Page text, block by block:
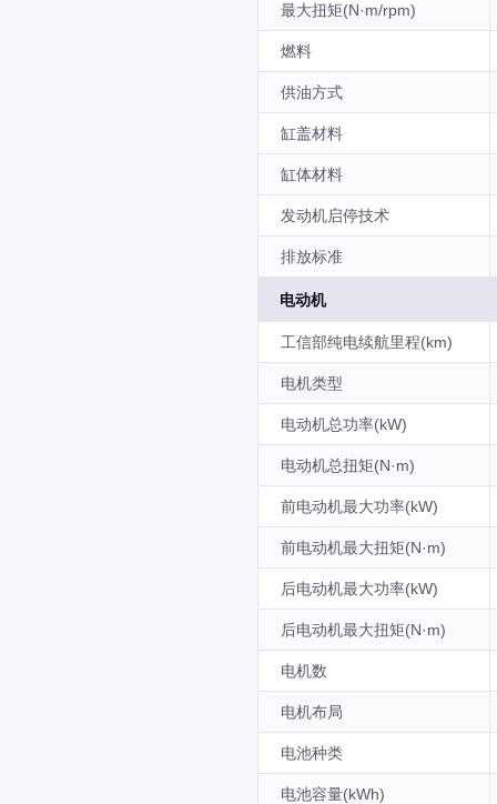
最大扭矩(N·m/rpm)
燃料
供油方式
缸盖材料
缸体材料
发动机启停技术
排放标准
电动机
工信部纯电续航里程(km)
电机类型
电动机总功率(kW)
电动机总扭矩(N·m)
前电动机最大功率(kW)
前电动机最大扭矩(N·m)
后电动机最大功率(kW)
后电动机最大扭矩(N·m)
电机数
电机布局
电池种类
电池容量(kWh)